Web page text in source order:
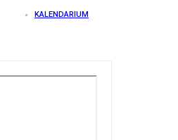
KALENDARIUM